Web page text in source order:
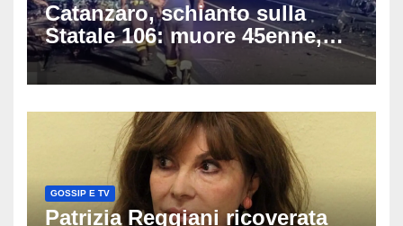
Catanzaro, schianto sulla
Statale 106: muore 45enne,
coinvolti un’auto, un suv e
una moto
GOSSIP E TV
Patrizia Reggiani ricoverata